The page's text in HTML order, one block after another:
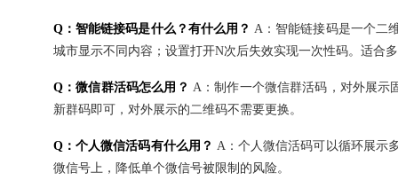
Q：智能链接码是什么？有什么用？ A：智能链接码是一个二
城市显示不同内容；设置打开N次后失效实现一次性码。适合
Q：微信群活码怎么用？ A：制作一个微信群活码，对外展示
新群码即可，对外展示的二维码不需要更换。
Q：个人微信活码有什么用？ A：个人微信活码可以循环展示
微信号上，降低单个微信号被限制的风险。